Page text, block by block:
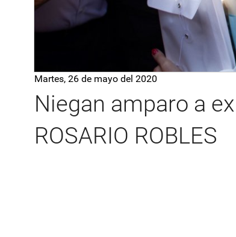
Martes, 26 de mayo del 2020
Niegan amparo a
ROSARIO ROBLES